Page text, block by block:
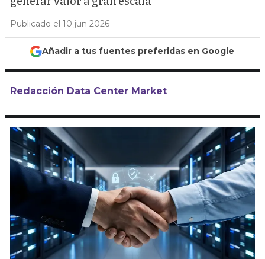
Publicado el 10 jun 2026
Añadir a tus fuentes preferidas en Google
Redacción Data Center Market